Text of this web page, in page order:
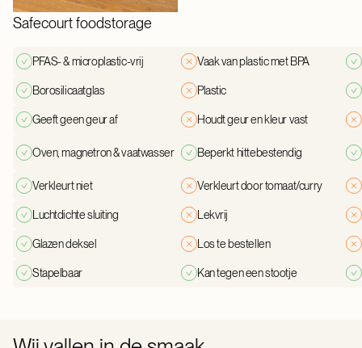
Safecourt foodstorage
PFAS- & microplastic-vrij Vaak van plastic met BPA
Borosilicaatglas Plastic
Geeft geen geur af Houdt geur en kleur vast
Oven, magnetron & vaatwasser Beperkt hittebestendig
Verkleurt niet Verkleurt door tomaat/curry
Luchtdichte sluiting Lekvrij
Glazen deksel Los te bestellen
Stapelbaar Kan tegen een stootje